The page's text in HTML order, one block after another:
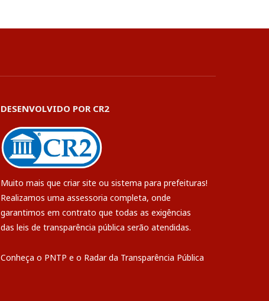
DESENVOLVIDO POR CR2
Muito mais que criar site ou sistema para prefeituras!
Realizamos uma assessoria completa, onde
garantimos em contrato que todas as exigências
das leis de transparência pública serão atendidas.
Conheça o PNTP e o Radar da Transparência Pública